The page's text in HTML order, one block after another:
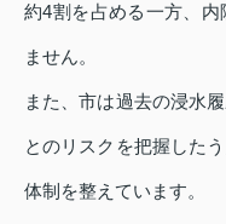
約4割を占める一方、
ません。
また、市は過去の浸水
とのリスクを把握した
体制を整えています。